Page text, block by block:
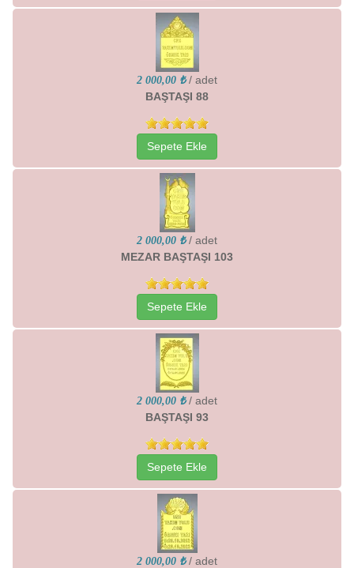
2 000,00 ₺ / adet
BAŞTAŞI 88
Sepete Ekle
2 000,00 ₺ / adet
MEZAR BAŞTAŞI 103
Sepete Ekle
2 000,00 ₺ / adet
BAŞTAŞI 93
Sepete Ekle
2 000,00 ₺ / adet